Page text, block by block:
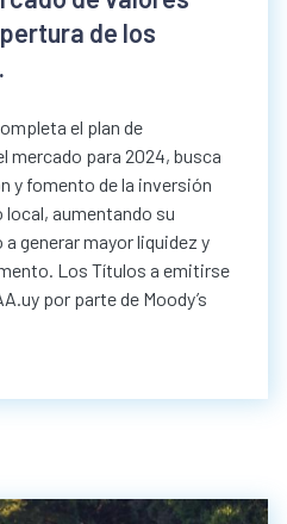
de los
el plan de
mercado para 2024, busca
y fomento de la inversión
local, aumentando su
generar mayor liquidez y
Los Títulos a emitirse
por parte de Moody’s